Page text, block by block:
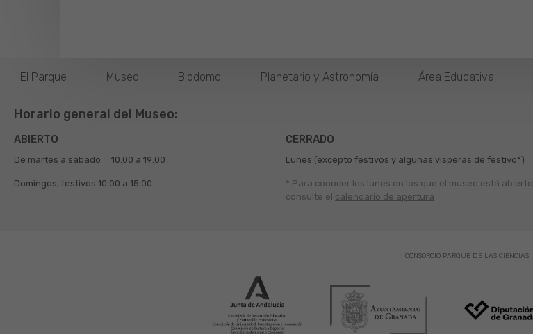
El Parque Museo Biodomo Planetario y Astronomía Área Educativa
Horario general del Museo:
ABIERTO
De martes a sábado 10:00 a 19:00
Domingos, festivos 10:00 a 15:00
CERRADO
Lunes (excepto festivos y algunas vísperas de festivo*)
* Para conocer los lunes en los que el museo está abierto
consulte el calendario de apertura
CONSORCIO PARQUE DE LAS CIENCIAS